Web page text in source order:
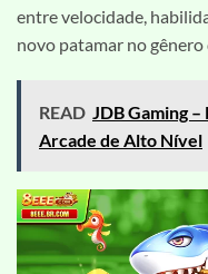
entre velocidade,
novo patamar no gênero
READ JDB Gaming
Arcade de Alto Nível